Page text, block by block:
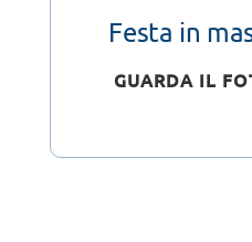
Festa in
GUARDA IL